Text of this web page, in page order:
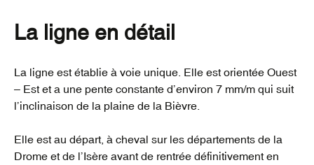
La ligne en détail
La ligne est établie à voie unique. Elle est orientée Ouest
– Est et a une pente constante d’environ 7 mm/m qui suit
l’inclinaison de la plaine de la Bièvre.
Elle est au départ, à cheval sur les départements de la
Drome et de l’Isère avant de rentrée définitivement en